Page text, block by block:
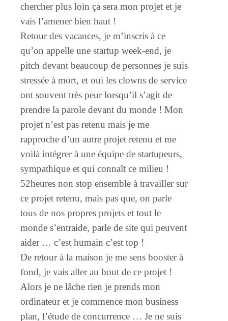
chercher plus loin ça sera mon projet et je
vais l’amener bien haut !
Retour des vacances, je m’inscris à ce
qu’on appelle une startup week-end, je
pitch devant beaucoup de personnes je suis
stressée à mort, et oui les clowns de service
ont souvent très peur lorsqu’il s’agit de
prendre la parole devant du monde ! Mon
projet n’est pas retenu mais je me
rapproche d’un autre projet retenu et me
voilà intégrer à une équipe de startupeurs,
sympathique et qui connaît ce milieu !
52heures non stop ensemble à travailler sur
ce projet retenu, mais pas que, on parle
tous de nos propres projets et tout le
monde s’entraide, parle de site qui peuvent
aider … c’est humain c’est top !
De retour à la maison je me sens booster à
fond, je vais aller au bout de ce projet !
Alors je ne lâche rien je prends mon
ordinateur et je commence mon business
plan, l’étude de concurrence … Je ne suis